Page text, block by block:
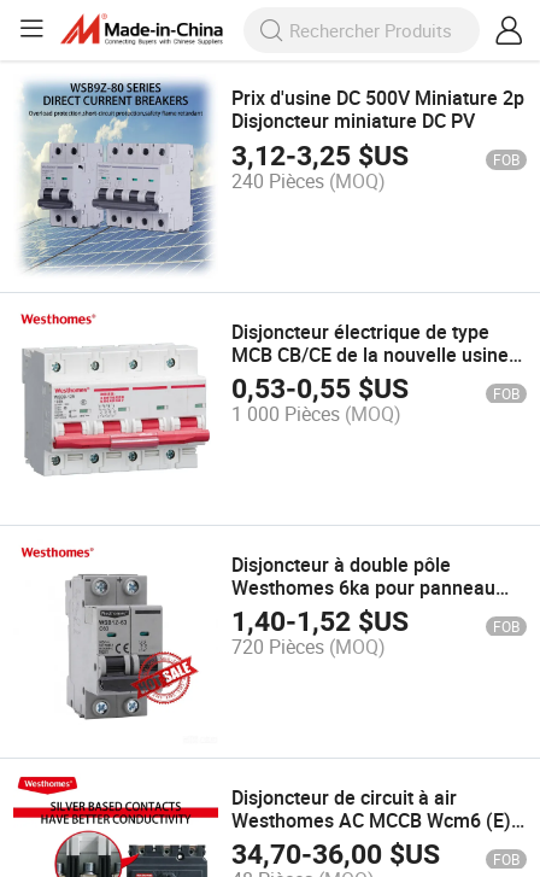
Prix d'usine DC 500V Miniature 2p
Disjoncteur miniature DC PV
3,12-3,25 $US FOB
240 Pièces (MOQ)
Disjoncteur électrique de type
MCB CB/CE de la nouvelle usine
Westhomes 63/100/125A ODM
OEM 1-4p
0,53-0,55 $US FOB
1 000 Pièces (MOQ)
Disjoncteur à double pôle
Westhomes 6ka pour panneau
solaire DC
1,40-1,52 $US FOB
720 Pièces (MOQ)
Disjoncteur de circuit à air
Westhomes AC MCCB Wcm6 (E)
L CE/CCC 22ka-50ka 3p/4p
34,70-36,00 $US FOB